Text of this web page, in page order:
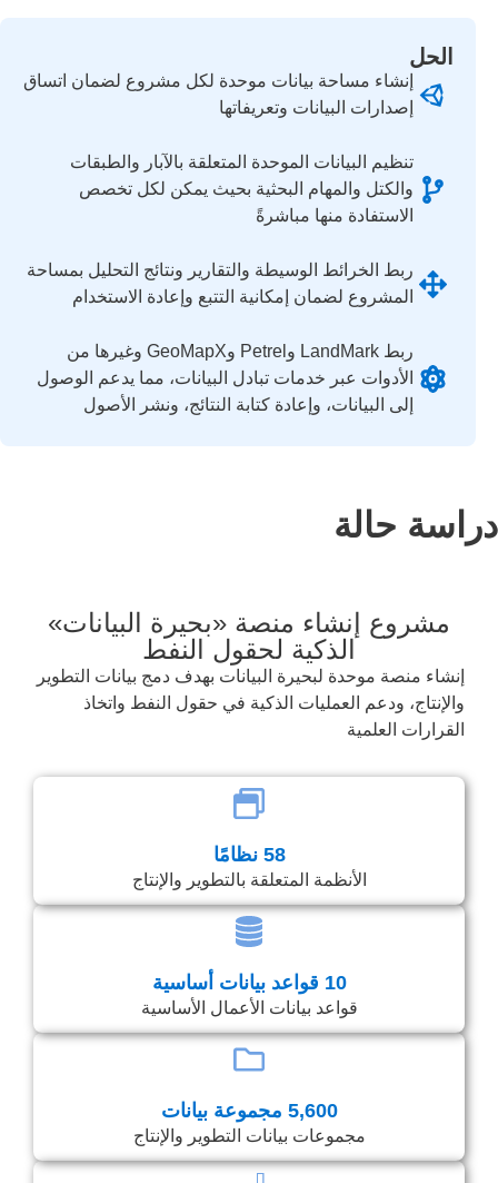
الحل
إنشاء مساحة بيانات موحدة لكل مشروع لضمان اتساق
إصدارات البيانات وتعريفاتها
تنظيم البيانات الموحدة المتعلقة بالآبار والطبقات
والكتل والمهام البحثية بحيث يمكن لكل تخصص
الاستفادة منها مباشرةً
ربط الخرائط الوسيطة والتقارير ونتائج التحليل بمساحة
المشروع لضمان إمكانية التتبع وإعادة الاستخدام
ربط LandMark وPetrel وGeoMapX وغيرها من
الأدوات عبر خدمات تبادل البيانات، مما يدعم الوصول
إلى البيانات، وإعادة كتابة النتائج، ونشر الأصول
دراسة حالة
مشروع إنشاء منصة «بحيرة البيانات»
الذكية لحقول النفط
إنشاء منصة موحدة لبحيرة البيانات بهدف دمج بيانات التطوير
والإنتاج، ودعم العمليات الذكية في حقول النفط واتخاذ
القرارات العلمية
58 نظامًا
الأنظمة المتعلقة بالتطوير والإنتاج
10 قواعد بيانات أساسية
قواعد بيانات الأعمال الأساسية
5,600 مجموعة بيانات
مجموعات بيانات التطوير والإنتاج